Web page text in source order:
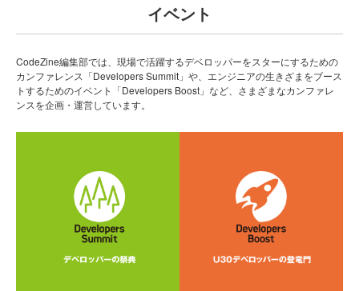
イベント
CodeZine編集部では、現場で活躍するデベロッパーをスターにするための
カンファレンス「Developers Summit」や、エンジニアの生きざまをブース
トするためのイベント「Developers Boost」など、さまざまなカンファレ
ンスを企画・運営しています。